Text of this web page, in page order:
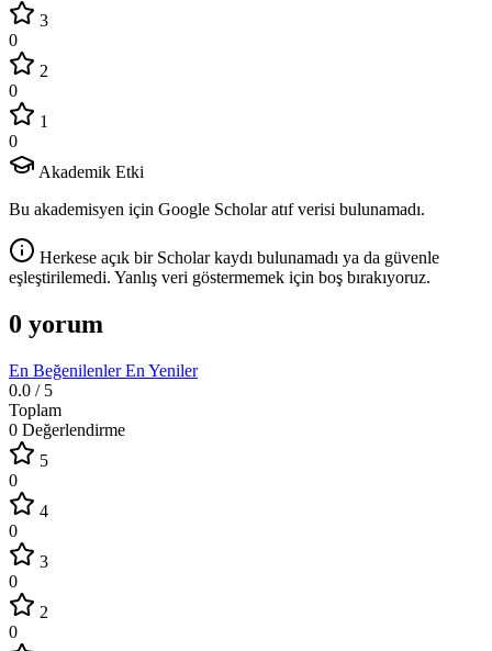
3
0
2
0
1
0
Akademik Etki
Bu akademisyen için Google Scholar atıf verisi bulunamadı.
Herkese açık bir Scholar kaydı bulunamadı ya da güvenle
eşleştirilemedi. Yanlış veri göstermemek için boş bırakıyoruz.
0 yorum
En BeğenilenlerEn Yeniler
0.0 / 5
Toplam
0 Değerlendirme
5
0
4
0
3
0
2
0